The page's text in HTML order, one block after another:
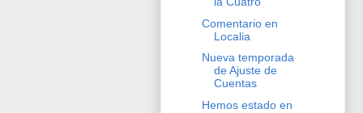
Comentario en
Localia
Nueva temporada
de Ajuste de
Cuentas
Hemos estado en